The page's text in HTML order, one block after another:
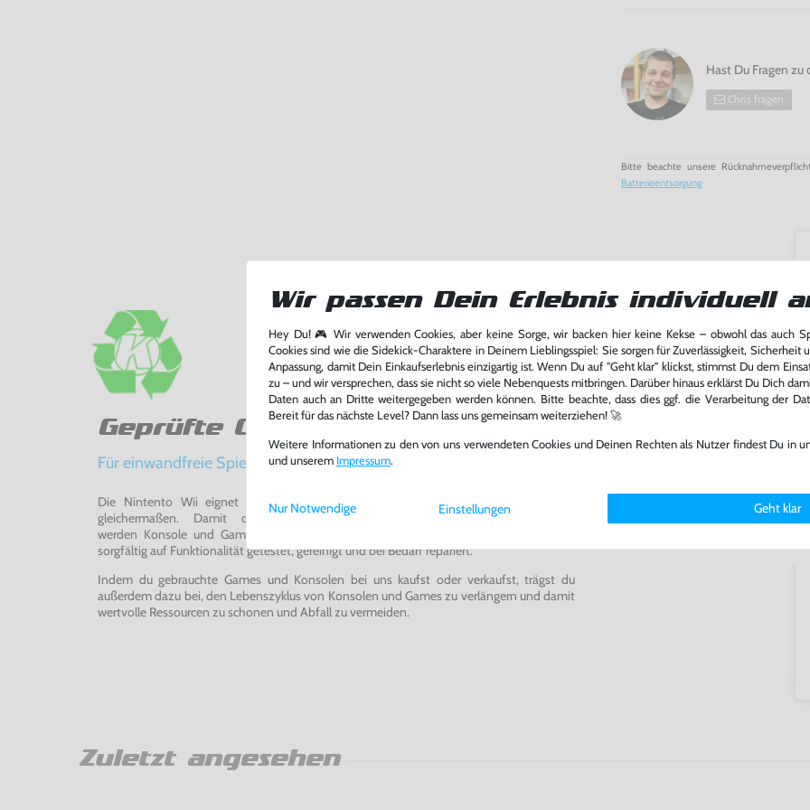
Hast Du Fragen zu
Chris fragen
Bitte beachte unsere
Batterieentsorgung
Geprüfte Qualität
Für einwandfreie Spielerlebnisse
Die Nintento Wii eignet sich perfekt für Retro-Gaming-Fans und neue Entdecker
gleichermaßen. Damit du ein einwandfreies Spielerlebnis genießen kannst,
werden Konsole und Game in unserer Reparatur-Werkstatt von unseren Fachkräften
sorgfältig auf Funktionalität getestet, gereinigt und bei Bedarf repariert.
Indem du gebrauchte Games und Konsolen bei uns kaufst oder verkaufst, trägst du
außerdem dazu bei, den Lebenszyklus von Konsolen und Games zu verlängern und damit
wertvolle Ressourcen zu schonen und Abfall zu vermeiden.
Zuletzt angesehen
Wir passen Dein Erlebnis individuell
Hey Du! 🎮 Wir verwenden Cookies, aber keine Sorge, wir backen hier keine Kekse – obwohl das auch
Cookies sind wie die Sidekick-Charaktere in Deinem Lieblingsspiel: Sie sorgen für Zuverlässigkeit, Sicherheit
Anpassung, damit Dein Einkaufserlebnis einzigartig ist. Wenn Du auf "Geht klar" klickst, stimmst Du dem
zu – und wir versprechen, dass sie nicht so viele Nebenquests mitbringen. Darüber hinaus erklärst Du Dich
Daten auch an Dritte weitergegeben werden können. Bitte beachte, dass dies ggf. die Verarbeitung der
Bereit für das nächste Level? Dann lass uns gemeinsam weiterziehen! 🚀
Weitere Informationen zu den von uns verwendeten Cookies und Deinen Rechten als Nutzer findest Du in
und unserem Impressum.
Einstellungen Geht klar
Nur Notwendige